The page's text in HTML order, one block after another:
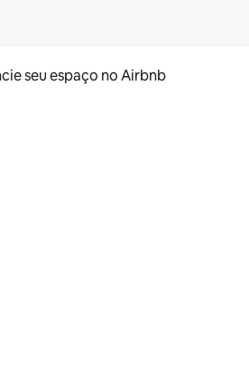
seu espaço no Airbnb